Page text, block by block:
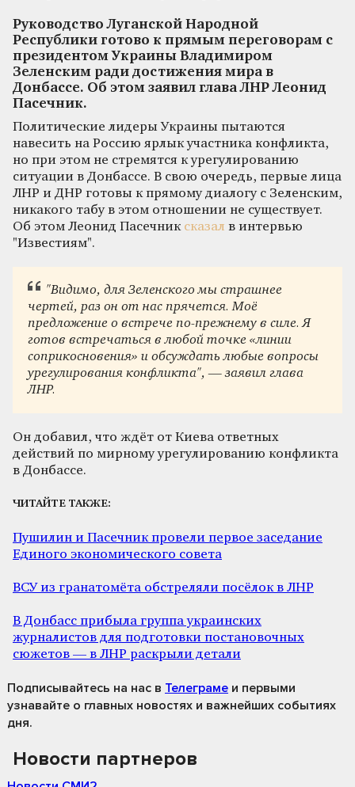
Руководство Луганской Народной
Республики готово к прямым переговорам с
президентом Украины Владимиром
Зеленским ради достижения мира в
Донбассе. Об этом заявил глава ЛНР Леонид
Пасечник.
Политические лидеры Украины пытаются
навесить на Россию ярлык участника конфликта,
но при этом не стремятся к урегулированию
ситуации в Донбассе. В свою очередь, первые лица
ЛНР и ДНР готовы к прямому диалогу с Зеленским,
никакого табу в этом отношении не существует.
Об этом Леонид Пасечник сказал в интервью
"Известиям".
"Видимо, для Зеленского мы страшнее
чертей, раз он от нас прячется. Моё
предложение о встрече по-прежнему в силе. Я
готов встречаться в любой точке «линии
соприкосновения» и обсуждать любые вопросы
урегулирования конфликта", — заявил глава
ЛНР.
Он добавил, что ждёт от Киева ответных
действий по мирному урегулированию конфликта
в Донбассе.
ЧИТАЙТЕ ТАКЖЕ:
Пушилин и Пасечник провели первое заседание
Единого экономического совета
ВСУ из гранатомёта обстреляли посёлок в ЛНР
В Донбасс прибыла группа украинских
журналистов для подготовки постановочных
сюжетов — в ЛНР раскрыли детали
Подписывайтесь на нас в Телеграме и первыми
узнавайте о главных новостях и важнейших событиях
дня.
Новости партнеров